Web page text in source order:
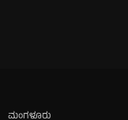
ಮಂಗಳೂರು